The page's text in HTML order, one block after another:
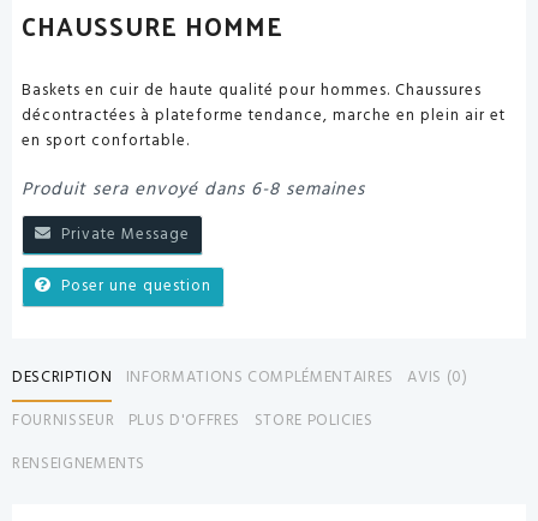
CHAUSSURE HOMME
Baskets en cuir de haute qualité pour hommes. Chaussures
décontractées à plateforme tendance, marche en plein air et
en sport confortable.
Produit sera envoyé dans 6-8 semaines
Private Message
Poser une question
DESCRIPTION INFORMATIONS COMPLÉMENTAIRES
AVIS (0)
FOURNISSEUR
PLUS D'OFFRES
STORE POLICIES
RENSEIGNEMENTS